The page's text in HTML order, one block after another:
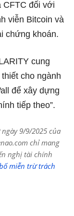
CFTC đối với
viễn Bitcoin và
chứng khoán.
cung
cho ngành
để xây dựng
tiếp theo”.
9/9/2025 của
chỉ mang
nghị tài chính
miễn trừ trách